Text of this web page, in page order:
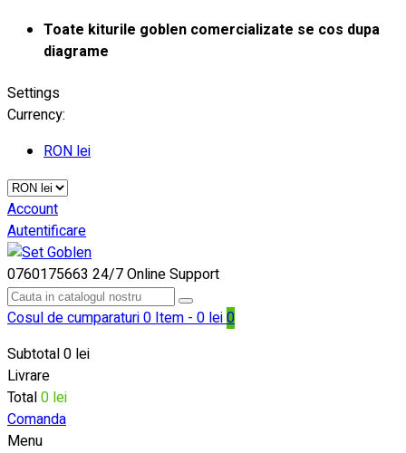
Toate kiturile goblen comercializate se cos dupa
diagrame
Settings
Currency:
RON lei
Account
Autentificare
0760175663 24/7 Online Support
Cosul de cumparaturi0 Item - 0 lei0
Subtotal0 lei
Livrare
Total0 lei
Comanda
Menu